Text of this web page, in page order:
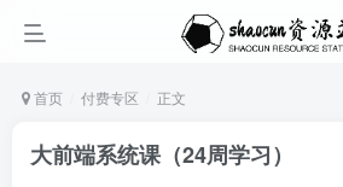
首页 付费专区 正文
大前端系统课（24周学习）